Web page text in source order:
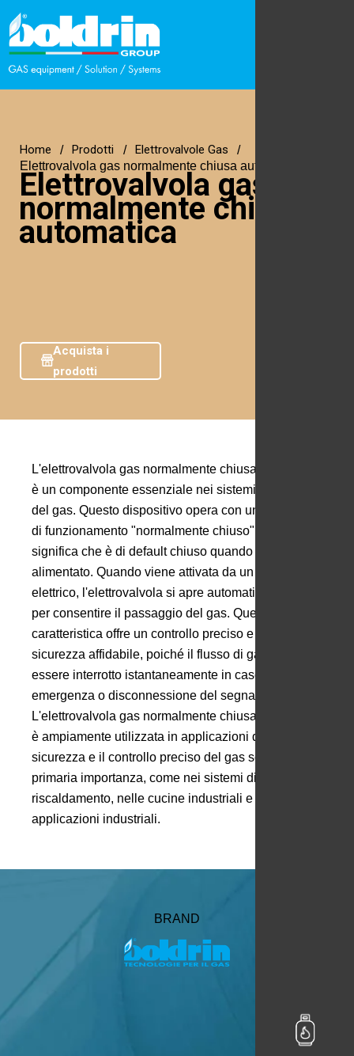
Home Prodotti Elettrovalvole Gas
Elettrovalvola gas normalmente chiusa automatica
Elettrovalvola gas
normalmente chiusa
automatica
Acquista i
prodotti
L'elettrovalvola gas normalmente chiusa automatica
è un componente essenziale nei sistemi di controllo
del gas. Questo dispositivo opera con un principio
di funzionamento "normalmente chiuso", il che
significa che è di default chiuso quando non è
alimentato. Quando viene attivata da un segnale
elettrico, l'elettrovalvola si apre automaticamente
per consentire il passaggio del gas. Questa
caratteristica offre un controllo preciso e una
sicurezza affidabile, poiché il flusso di gas può
essere interrotto istantaneamente in caso di
emergenza o disconnessione del segnale elettrico.
L'elettrovalvola gas normalmente chiusa automatica
è ampiamente utilizzata in applicazioni dove la
sicurezza e il controllo preciso del gas sono di
primaria importanza, come nei sistemi di
riscaldamento, nelle cucine industriali e in altre
applicazioni industriali.
BRAND